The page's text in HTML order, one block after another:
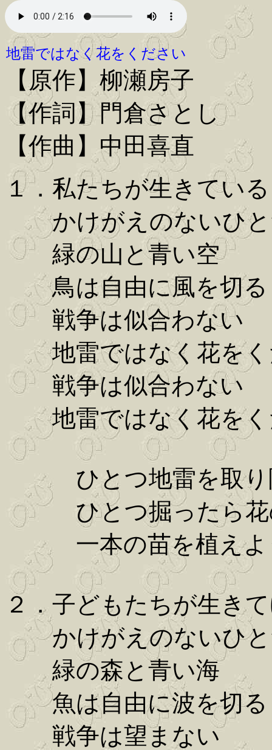
地雷ではなく花をください
【原作】柳瀬房子
【作詞】門倉さとし
【作曲】中田喜直
１．私たちが生きている
かけがえのないひと
緑の山と青い空
鳥は自由に風を切る
戦争は似合わない
地雷ではなく花をく
戦争は似合わない
地雷ではなく花をく
ひとつ地雷を取り
ひとつ掘ったら花
一本の苗を植えよ
２．子どもたちが生き
かけがえのないひと
緑の森と青い海
魚は自由に波を切る
戦争は望まない